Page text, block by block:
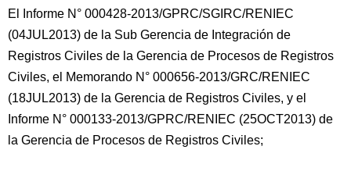
El Informe N° 000428-2013/GPRC/SGIRC/RENIEC
(04JUL2013) de la Sub Gerencia de Integración de
Registros Civiles de la Gerencia de Procesos de Registros
Civiles, el Memorando N° 000656-2013/GRC/RENIEC
(18JUL2013) de la Gerencia de Registros Civiles, y el
Informe N° 000133-2013/GPRC/RENIEC (25OCT2013) de
la Gerencia de Procesos de Registros Civiles;